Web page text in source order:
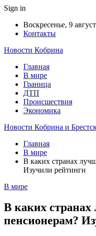
Sign in
Воскресенье, 9
Контакты
Новости Кобрина
Главная
В мире
Граница
ДТП
Происшествия
Экономика
Новости Кобрина и
Главная
В мире
В каких странах
Изучили рейтинги
В мире
В каких странах
пенсионерам?